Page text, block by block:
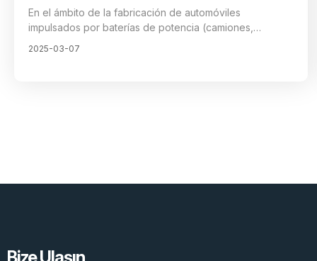
En el ámbito de la fabricación de automóviles
impulsados por baterías de potencia (camiones,
2025-03-07